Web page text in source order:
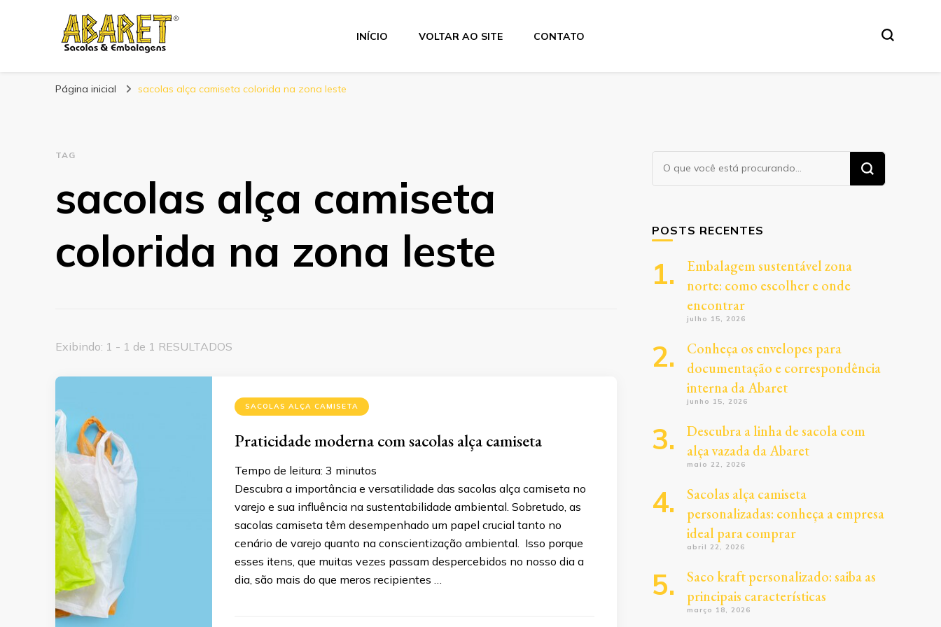
Abaret
INÍCIO VOLTAR AO SITE CONTATO
Página inicial sacolas alça camiseta colorida na zona leste
TAG
sacolas alça camiseta
colorida na zona leste
Exibindo: 1 - 1 de 1 RESULTADOS
SACOLAS ALÇA CAMISETA
Praticidade moderna com sacolas alça camiseta
Tempo de leitura: 3 minutos
Descubra a importância e versatilidade das sacolas alça camiseta no
varejo e sua influência na sustentabilidade ambiental. Sobretudo, as
sacolas camiseta têm desempenhado um papel crucial tanto no
cenário de varejo quanto na conscientização ambiental. Isso porque
esses itens, que muitas vezes passam despercebidos no nosso dia a
dia, são mais do que meros recipientes …
Procurando
algo?
POSTS RECENTES
Embalagem sustentável zona
norte: como escolher e onde
encontrar
julho 15, 2026
Conheça os envelopes para
documentação e correspondência
interna da Abaret
junho 15, 2026
Descubra a linha de sacola com
alça vazada da Abaret
maio 22, 2026
Sacolas alça camiseta
personalizadas: conheça a empresa
ideal para comprar
abril 22, 2026
Saco kraft personalizado: saiba as
principais características
março 18, 2026